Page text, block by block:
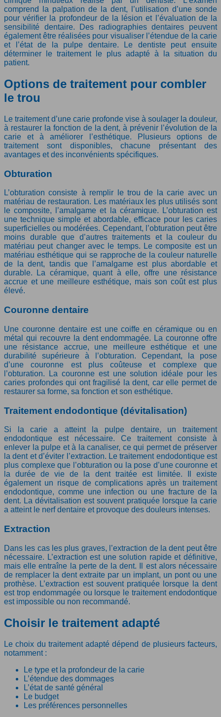
comprend la palpation de la dent, l’utilisation d’une sonde
pour vérifier la profondeur de la lésion et l’évaluation de la
sensibilité dentaire. Des radiographies dentaires peuvent
également être réalisées pour visualiser l’étendue de la carie
et l’état de la pulpe dentaire. Le dentiste peut ensuite
déterminer le traitement le plus adapté à la situation du
patient.
Options de traitement pour combler
le trou
Le traitement d’une carie profonde vise à soulager la douleur,
à restaurer la fonction de la dent, à prévenir l’évolution de la
carie et à améliorer l’esthétique. Plusieurs options de
traitement sont disponibles, chacune présentant des
avantages et des inconvénients spécifiques.
Obturation
L’obturation consiste à remplir le trou de la carie avec un
matériau de restauration. Les matériaux les plus utilisés sont
le composite, l’amalgame et la céramique. L’obturation est
une technique simple et abordable, efficace pour les caries
superficielles ou modérées. Cependant, l’obturation peut être
moins durable que d’autres traitements et la couleur du
matériau peut changer avec le temps. Le composite est un
matériau esthétique qui se rapproche de la couleur naturelle
de la dent, tandis que l’amalgame est plus abordable et
durable. La céramique, quant à elle, offre une résistance
accrue et une meilleure esthétique, mais son coût est plus
élevé.
Couronne dentaire
Une couronne dentaire est une coiffe en céramique ou en
métal qui recouvre la dent endommagée. La couronne offre
une résistance accrue, une meilleure esthétique et une
durabilité supérieure à l’obturation. Cependant, la pose
d’une couronne est plus coûteuse et complexe que
l’obturation. La couronne est une solution idéale pour les
caries profondes qui ont fragilisé la dent, car elle permet de
restaurer sa forme, sa fonction et son esthétique.
Traitement endodontique (dévitalisation)
Si la carie a atteint la pulpe dentaire, un traitement
endodontique est nécessaire. Ce traitement consiste à
enlever la pulpe et à la canaliser, ce qui permet de préserver
la dent et d’éviter l’extraction. Le traitement endodontique est
plus complexe que l’obturation ou la pose d’une couronne et
la durée de vie de la dent traitée est limitée. Il existe
également un risque de complications après un traitement
endodontique, comme une infection ou une fracture de la
dent. La dévitalisation est souvent pratiquée lorsque la carie
a atteint le nerf dentaire et provoque des douleurs intenses.
Extraction
Dans les cas les plus graves, l’extraction de la dent peut être
nécessaire. L’extraction est une solution rapide et définitive,
mais elle entraîne la perte de la dent. Il est alors nécessaire
de remplacer la dent extraite par un implant, un pont ou une
prothèse. L’extraction est souvent pratiquée lorsque la dent
est trop endommagée ou lorsque le traitement endodontique
est impossible ou non recommandé.
Choisir le traitement adapté
Le choix du traitement adapté dépend de plusieurs facteurs,
notamment :
Le type et la profondeur de la carie
L’étendue des dommages
L’état de santé général
Le budget
Les préférences personnelles